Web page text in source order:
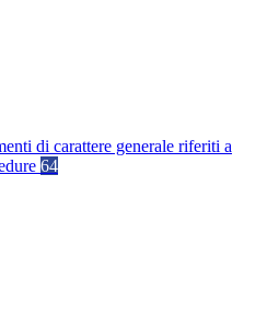
di carattere generale riferiti a
64